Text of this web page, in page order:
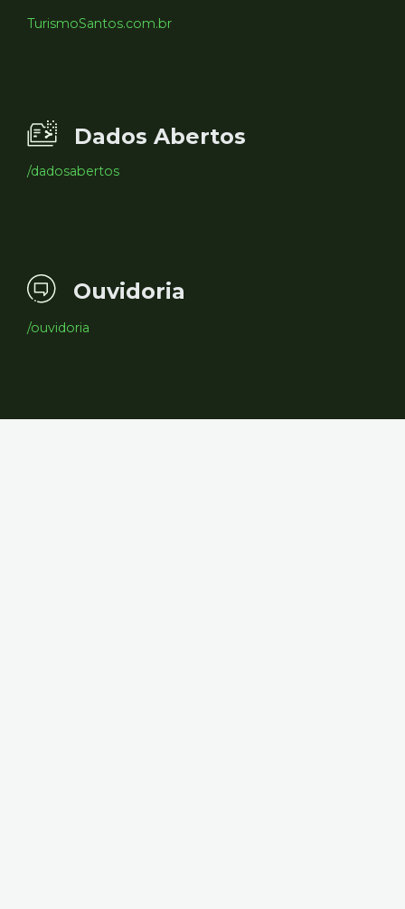
TurismoSantos.com.br
Dados Abertos
/dadosabertos
Ouvidoria
/ouvidoria